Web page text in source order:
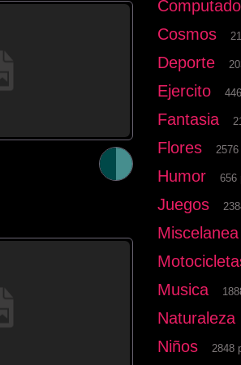
Cosmos
Deporte
Ejercito
Fantasia
Flores
Humor 656
Juegos
Miscelanea
Musica
Naturaleza
Niños 2848